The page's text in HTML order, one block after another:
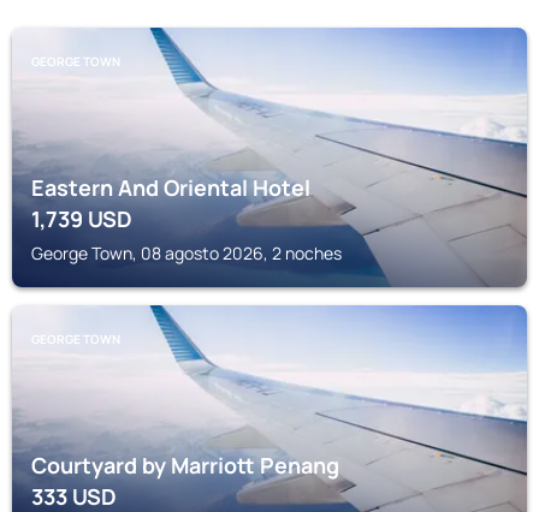
GEORGE TOWN
Eastern And Oriental Hotel
1,739 USD
George Town, 08 agosto 2026, 2 noches
GEORGE TOWN
Courtyard by Marriott Penang
333USD